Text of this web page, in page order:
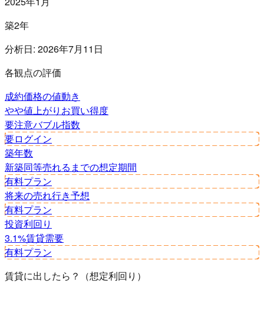
築2年
分析日: 2026年7月11日
各観点の評価
成約価格の値動き
やや値上がり お買い得度
要注意バブル指数
要ログイン
築年数
新築同等売れるまでの想定期間
有料プラン
将来の売れ行き予想
有料プラン
投資利回り
3.1%賃貸需要
有料プラン
賃貸に出したら？（想定利回り）